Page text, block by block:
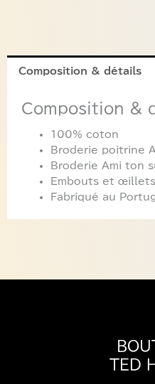
Composition & détails
Composition &
100% coton
Broderie poitrine
Broderie Ami ton
Embouts et
Fabriqué au
TED